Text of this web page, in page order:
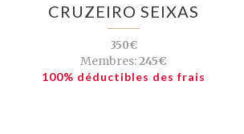
CRUZEIRO SEIXAS
350€
Membres:245€
100% déductibles des frais